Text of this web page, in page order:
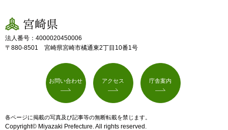
宮崎県
法人番号：4000020450006
〒880-8501 宮崎県宮崎市橘通東2丁目10番1号
お問い合わせ アクセス 庁舎案内
各ページに掲載の写真及び記事等の無断転載を禁じます。
Copyright© Miyazaki Prefecture. All rights reserved.